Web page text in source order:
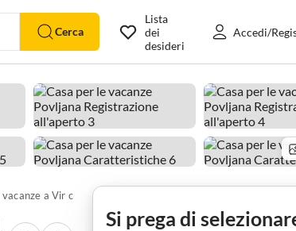
Cerca
Lista
dei
desideri
Accedi/
Ferienhaus Casa vacanze a Vir con piscina e sauna
Si prega di